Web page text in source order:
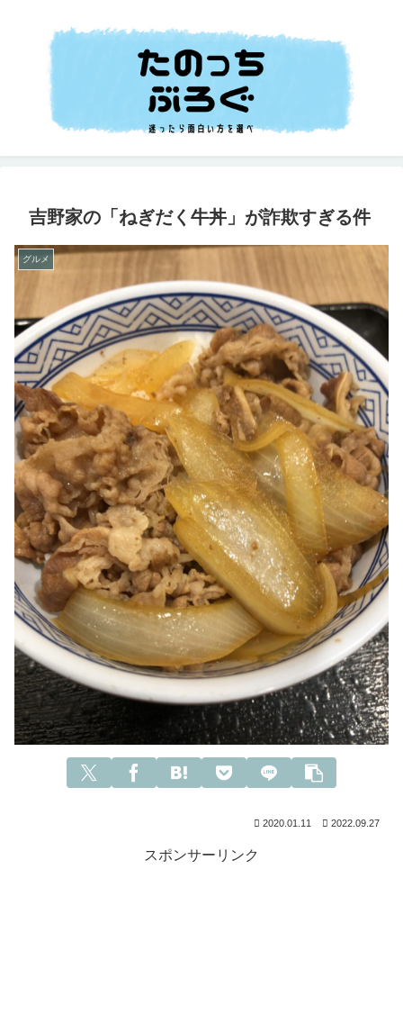
吉野家の「ねぎだく牛丼」が詐欺すぎる件
グルメ
2020.01.11 2022.09.27
スポンサーリンク